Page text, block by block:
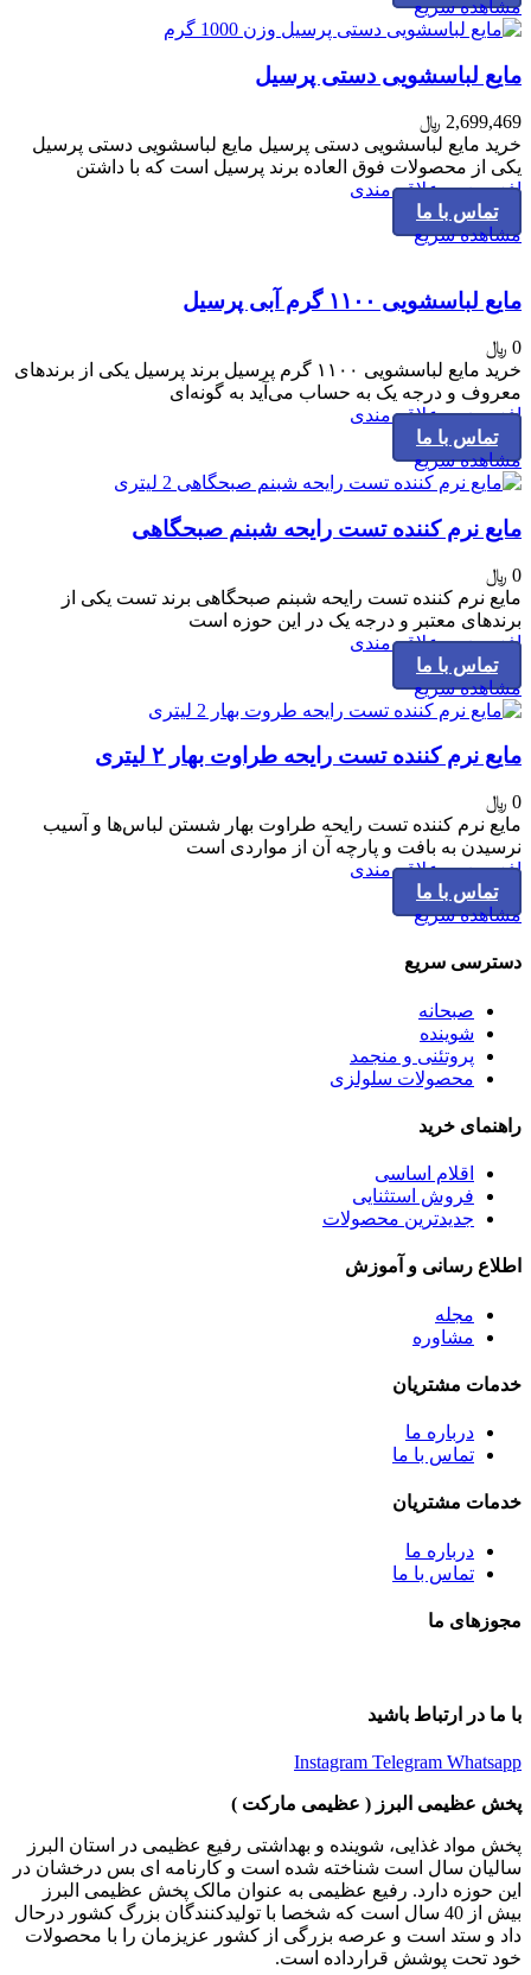
مشاهده سریع
مایع لباسشویی دستی پرسیل
2,699,469 ﷼
خرید مایع لباسشویی دستی پرسیل مایع لباسشویی دستی پرسیل
یکی از محصولات فوق العاده برند پرسیل است که با داشتن
افزودن به علاقه مندی
تماس با ما
مشاهده سریع
مایع لباسشویی ۱۱۰۰ گرم آبی پرسیل
0 ﷼
خرید مایع لباسشویی ۱۱۰۰ گرم پرسیل برند پرسیل یکی از برندهای
معروف و درجه یک به حساب می‌آید به گونه‌ای
افزودن به علاقه مندی
تماس با ما
مشاهده سریع
مایع نرم کننده تست رایحه شبنم صبحگاهی
0 ﷼
مایع نرم کننده تست رایحه شبنم صبحگاهی برند تست یکی از
برندهای معتبر و درجه یک در این حوزه است
افزودن به علاقه مندی
تماس با ما
مشاهده سریع
مایع نرم کننده تست رایحه طراوت بهار ۲ لیتری
0 ﷼
مایع نرم کننده تست رایحه طراوت بهار شستن لباس‌ها و آسیب
نرسیدن به بافت و پارچه آن‌ از مواردی است
افزودن به علاقه مندی
تماس با ما
مشاهده سریع
دسترسی سریع
صبحانه
شوینده
پروتئنی و منجمد
محصولات سلولزی
راهنمای خرید
اقلام اساسی
فروش استثنایی
جدیدترین محصولات
اطلاع رسانی و آموزش
مجله
مشاوره
خدمات مشتریان
درباره ما
تماس با ما
خدمات مشتریان
درباره ما
تماس با ما
مجوزهای ما
با ما در ارتباط باشید
Instagram Telegram Whatsapp
پخش عظیمی البرز ( عظیمی مارکت )
پخش مواد غذایی، شوینده و بهداشتی رفیع عظیمی در استان البرز
سالیان سال است شناخته شده است و کارنامه ای بس درخشان در
این حوزه دارد. رفیع عظیمی به عنوان مالک پخش عظیمی البرز
بیش از 40 سال است که شخصا با تولیدکنندگان بزرگ کشور درحال
داد و ستد است و عرصه بزرگی از کشور عزیزمان را با محصولات
خود تحت پوشش قرارداده است.